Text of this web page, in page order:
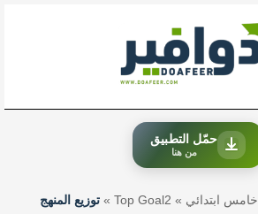
حمّل التطبيق
من هنا
خامس ابتدائي »
Top Goal2
» توزيع المنهج